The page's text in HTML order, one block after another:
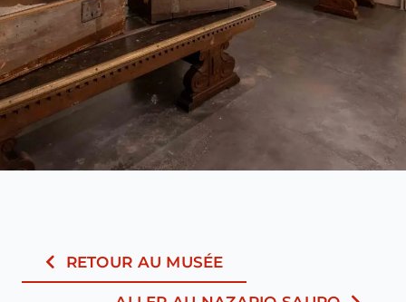
RETOUR AU MUSÉE